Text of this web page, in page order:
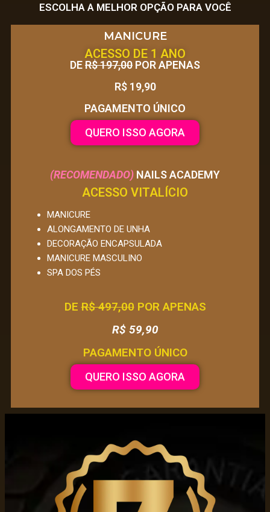
ESCOLHA A MELHOR OPÇÃO PARA VOCÊ
MANICURE
ACESSO DE 1 ANO
DER$ 197,00 POR APENAS
R$ 19,90
PAGAMENTO ÚNICO
QUERO ISSO AGORA
(RECOMENDADO) NAILS ACADEMY
ACESSO VITALÍCIO
MANICURE
ALONGAMENTO DE UNHA
DECORAÇÃO ENCAPSULADA
MANICURE MASCULINO
SPA DOS PÉS
DER$ 497,00POR APENAS
R$ 59,90
PAGAMENTO ÚNICO
QUERO ISSO AGORA